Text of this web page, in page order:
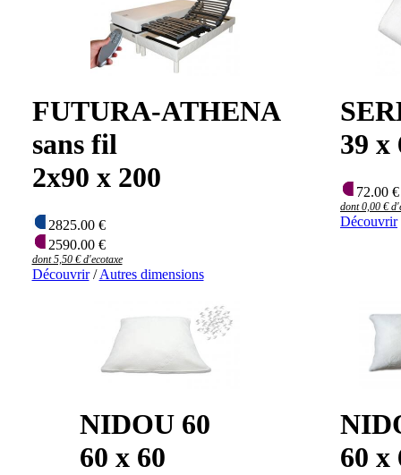
FUTURA-ATHENA
sans fil
2x90 x 200
2825.00 €
2590.00 €
dont 5,50 € d'ecotaxe
Découvrir/Autres dimensions
39 x
72.00 €
dont 0,00 €
Découvrir
NIDOU 60
60 x 60
60 x